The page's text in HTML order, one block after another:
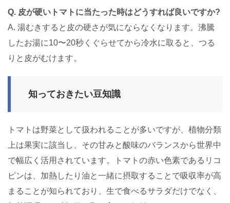
Q. 皮が硬いトマトに当たった時はどうすれば良いですか?
A. 湯むきすると皮の硬さが気にならなくなります。沸騰
したお湯に10〜20秒くぐらせてから冷水に取ると、つる
りと皮がむけます。
知っておきたい豆知識
トマトは野菜として扱われることが多いですが、植物分類
上は果実に該当し、その甘みと酸味のバランスから世界中
で幅広く活用されています。トマトの赤い色素であるリコ
ピンは、加熱したり油と一緒に摂取することで吸収率が高
まることが知られており、生で食べるサラダだけでなく、